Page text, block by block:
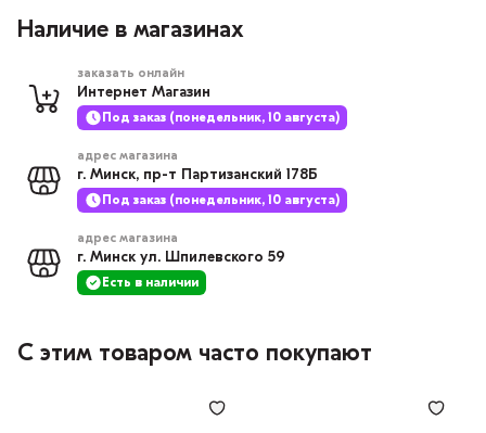
Наличие в магазинах
заказать онлайн
Интернет Магазин
Под заказ (понедельник, 10 августа)
адрес магазина
г. Минск, пр-т Партизанский 178Б
Под заказ (понедельник, 10 августа)
адрес магазина
г. Минск ул. Шпилевского 59
Есть в наличии
С этим товаром часто покупают